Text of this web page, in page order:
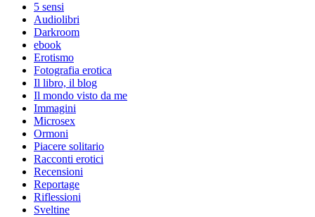
5 sensi
Audiolibri
Darkroom
ebook
Erotismo
Fotografia erotica
Il libro, il blog
Il mondo visto da me
Immagini
Microsex
Ormoni
Piacere solitario
Racconti erotici
Recensioni
Reportage
Riflessioni
Sveltine